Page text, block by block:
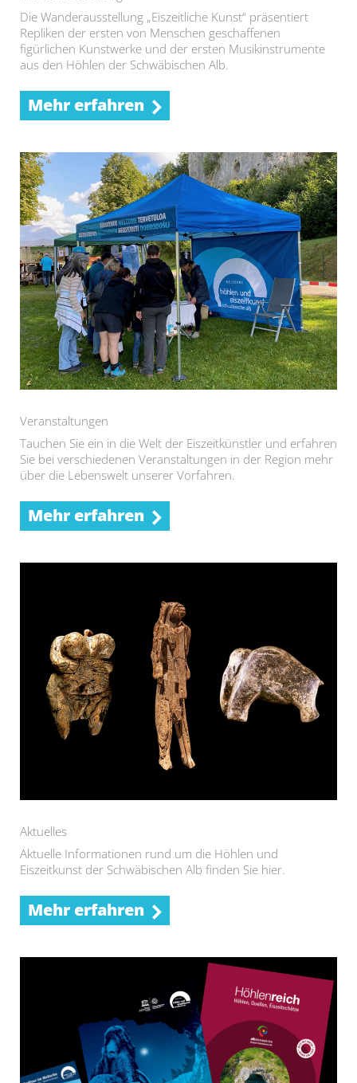
Die Wanderausstellung „Eiszeitliche Kunst“ präsentiert
Repliken der ersten von Menschen geschaffenen
figürlichen Kunstwerke und der ersten Musikinstrumente
aus den Höhlen der Schwäbischen Alb.
Mehr erfahren
Veranstaltungen
Tauchen Sie ein in die Welt der Eiszeitkünstler und erfahren
Sie bei verschiedenen Veranstaltungen in der Region mehr
über die Lebenswelt unserer Vorfahren.
Mehr erfahren
Aktuelles
Aktuelle Informationen rund um die Höhlen und
Eiszeitkunst der Schwäbischen Alb finden Sie hier.
Mehr erfahren